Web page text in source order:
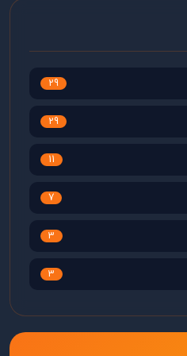
29
29
11
7
3
3